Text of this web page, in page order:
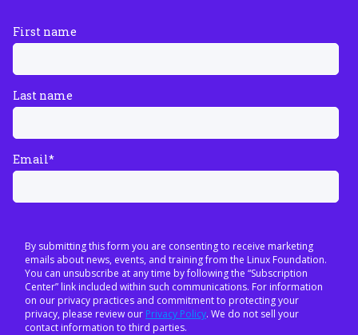
First name
Last name
Email*
By submitting this form you are consenting to receive marketing
emails about news, events, and training from the Linux Foundation.
You can unsubscribe at any time by following the “Subscription
Center” link included within such communications. For information
on our privacy practices and commitment to protecting your
privacy, please review our Privacy Policy. We do not sell your
contact information to third parties.